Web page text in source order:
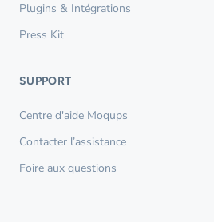
Plugins & Intégrations
Press Kit
SUPPORT
Centre d'aide Moqups
Contacter l’assistance
Foire aux questions